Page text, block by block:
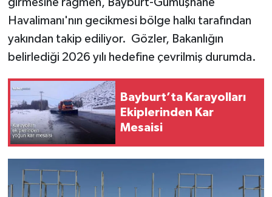
girmesine rağmen, Bayburt-Gümüşhane
Havalimanı'nın gecikmesi bölge halkı tarafından
yakından takip ediliyor. Gözler, Bakanlığın
belirlediği 2026 yılı hedefine çevrilmiş durumda.
Bayburt’ta Karayolları
Ekiplerinden Kar
Mesaisi